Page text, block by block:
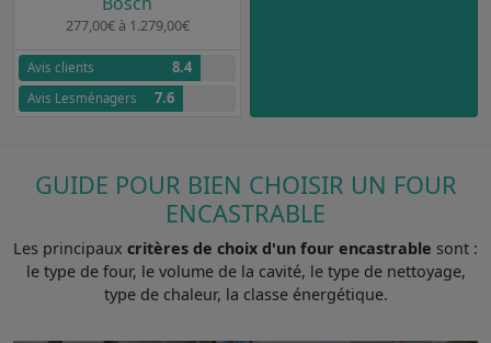
277,00€ à 1.279,00€
Avis clients 8.4
Avis Lesménagers 7.6
GUIDE POUR BIEN CHOISIR UN FOUR
ENCASTRABLE
Les principaux critères de choix d'un four encastrable sont :
le type de four, le volume de la cavité, le type de nettoyage,
type de chaleur, la classe énergétique.